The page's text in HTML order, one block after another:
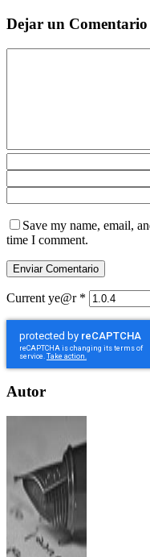
Dejar un Comentario
Save my name, email,
time I comment.
Current ye@r *
Autor